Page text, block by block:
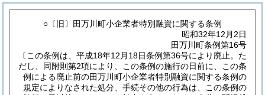
○〔旧〕田万川町小企業者特別融資に関する条例
昭和32年12月2日
田万川町条例第16号
〔この条例は、平成18年12月18日条例第36号により廃止。た
だし、同附則第2項により、この条例の施行の日前に、この条
例による廃止前の田万川町小企業者特別融資に関する条例の
規定によりなされた処分、手続その他の行為は、この条例の